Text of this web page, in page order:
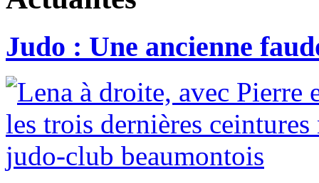
Judo : Une ancienne